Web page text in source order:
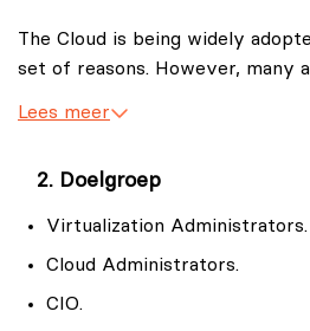
The Cloud is being widely
set of reasons. However, many
is a huge challenge. However,
have been developed that
Lees meer
Doelgroep
Virtualization Administrators.
Cloud Administrators.
CIO.